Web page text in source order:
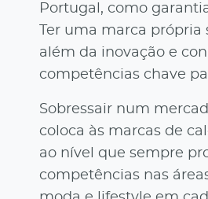
Portugal, como
Ter uma marca
além da inovação e
competências chave
Sobressair num
coloca às marcas de
ao nível que sempre
competências nas